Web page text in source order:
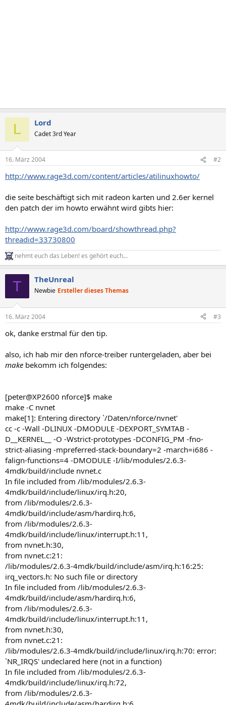
L Lord
Cadet 3rd Year
16. März 2004 #2
http://www.rage3d.com/content/articles/atilinuxhowto/
die seite beschäftigt sich mit radeon karten und 2.6er kernel
den patch der im howto erwähnt wird gibts hier:
http://www.rage3d.com/board/showthread.php?
threadid=33730800
nehmt euch das Leben! es gehört euch...
T TheUnreal
Newbie Ersteller dieses Themas
16. März 2004 #3
ok, danke erstmal für den tip.
also, ich hab mir den nforce-treiber runtergeladen, aber bei
make bekomm ich folgendes:
[peter@XP2600 nforce]$ make
make -C nvnet
make[1]: Entering directory `/Daten/nforce/nvnet'
cc -c -Wall -DLINUX -DMODULE -DEXPORT_SYMTAB -
D__KERNEL__ -O -Wstrict-prototypes -DCONFIG_PM -fno-
strict-aliasing -mpreferred-stack-boundary=2 -march=i686 -
falign-functions=4 -DMODULE -I/lib/modules/2.6.3-
4mdk/build/include nvnet.c
In file included from /lib/modules/2.6.3-
4mdk/build/include/linux/irq.h:20,
from /lib/modules/2.6.3-
4mdk/build/include/asm/hardirq.h:6,
from /lib/modules/2.6.3-
4mdk/build/include/linux/interrupt.h:11,
from nvnet.h:30,
from nvnet.c:21:
/lib/modules/2.6.3-4mdk/build/include/asm/irq.h:16:25:
irq_vectors.h: No such file or directory
In file included from /lib/modules/2.6.3-
4mdk/build/include/asm/hardirq.h:6,
from /lib/modules/2.6.3-
4mdk/build/include/linux/interrupt.h:11,
from nvnet.h:30,
from nvnet.c:21:
/lib/modules/2.6.3-4mdk/build/include/linux/irq.h:70: error:
`NR_IRQS' undeclared here (not in a function)
In file included from /lib/modules/2.6.3-
4mdk/build/include/linux/irq.h:72,
from /lib/modules/2.6.3-